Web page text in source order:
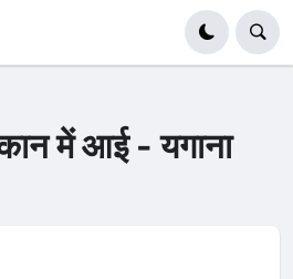
में आई - यगाना